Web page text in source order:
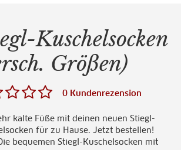
Kuschelsocken
Größen)
0 Kundenrezension
kalte Füße mit deinen neuen Stiegl-
für zu Hause. Jetzt bestellen!
bequemen Stiegl-Kuschelsocken mit